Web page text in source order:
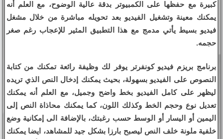
كبيرة مع حفظها على الكمبيوتر بدقة عالية الوضوح، مع العلم أنه
يمكنك معينة وتشغيل الفيديو بعد تحويله مباشرة من خلال مشغل
فيديو بسيط يأتي مدمج مع هذا التطبيق المثير للإعجاب رغم صغر
حجمه.
برنامج بريزم فيديو كونفرتر يوفر لك وظيفة رائعة تمكنك من كتابة
النصوص على الفيديو بسهولة، بحيث يمكنك إدخال النص الذي تريده
ليظهر على كامل الفيديو بخط واضح وجميل، مع العلم أنه يمكنك
تعديل نوع وحجم الخط وكذلك اللون، كما يمكنك محاذاة النص إلى
اليمين أو اليسار أو الوسط حسب رغبتك، بالإضافة الى إمكانية وضع
خلفية ملونة خلف النص ليصبح بارزا بشكل جيد للمشاهد، ايضا يمكنك